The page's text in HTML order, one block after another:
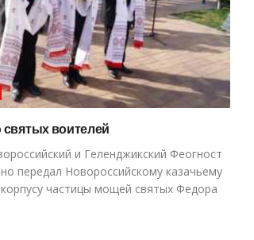
воителей
и Геленджикский Феогност
передал Новороссийскому казачьему
частицы мощей святых Федора